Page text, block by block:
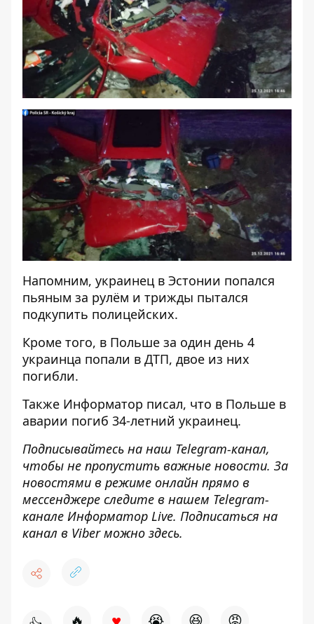
Напомним, украинец в Эстонии попался
пьяным за рулём и трижды пытался
подкупить полицейских.
Кроме того, в Польше за один день 4
украинца попали в ДТП, двое из них
погибли.
Также Информатор писал, что в Польше в
аварии погиб 34-летний украинец.
Подписывайтесь на наш Telegram-канал,
чтобы не пропустить важные новости. За
новостями в режиме онлайн прямо в
мессенджере следите в нашем Telegram-
канале Информатор Live. Подписаться на
канал в Viber можно здесь.